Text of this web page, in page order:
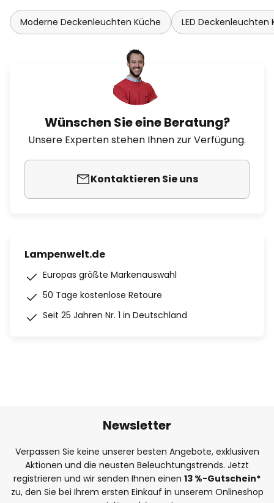
Moderne Deckenleuchten Küche LED Deckenleuchten
Wünschen Sie eine Beratung?
Unsere Experten stehen Ihnen zur Verfügung.
Kontaktieren Sie uns
Lampenwelt.de
Europas größte Markenauswahl
50 Tage kostenlose Retoure
Seit 25 Jahren Nr. 1 in Deutschland
Newsletter
Verpassen Sie keine unserer besten Angebote, exklusiven
Aktionen und die neusten Beleuchtungstrends. Jetzt
registrieren und wir senden Ihnen einen 13 %-Gutschein*
zu, den Sie bei Ihrem ersten Einkauf in unserem Onlineshop